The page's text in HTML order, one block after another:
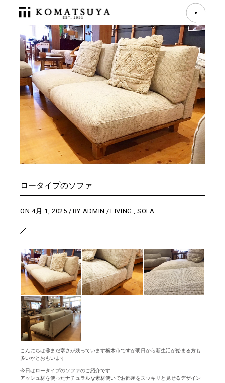
ロータイプのソファ
ON4月 1, 2025 BY ADMIN LIVING ,SOFA
こんにちは😃まだ寒さが残っています栃木市ですが明日から新生活が始まる方も
多いかとおもいます
今日はロータイプのソファのご紹介です
アッシュ材を使ったナチュラルな素材使いでお部屋をスッキリと見せるデザイン